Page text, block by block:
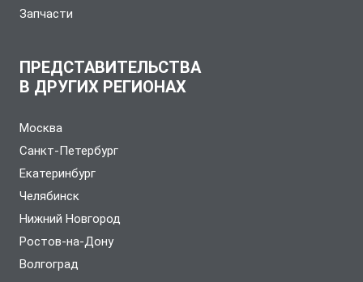
Запчасти
ПРЕДСТАВИТЕЛЬСТВА
В ДРУГИХ РЕГИОНАХ
Москва
Санкт-Петербург
Екатеринбург
Челябинск
Нижний Новгород
Ростов-на-Дону
Волгоград